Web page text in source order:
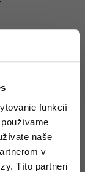
funkcií
naše
v
Títo partneri